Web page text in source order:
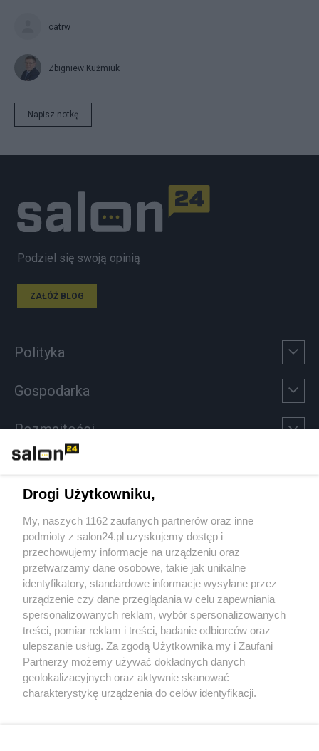
catrw
Zbigniew Kuźmiuk
Napisz notkę
Podziel się swoją opinią
ZAŁÓŻ BLOG
Polityka
Gospodarka
Rozmaitości
Sport
Społeczeństwo
Kultura
X Facebook Instagram Youtube
Drogi Użytkowniku,
My, naszych 1162 zaufanych partnerów oraz inne
podmioty z salon24.pl uzyskujemy dostęp i
przechowujemy informacje na urządzeniu oraz
przetwarzamy dane osobowe, takie jak unikalne
identyfikatory, standardowe informacje wysyłane przez
urządzenie czy dane przeglądania w celu zapewniania
spersonalizowanych reklam, wybór spersonalizowanych
treści, pomiar reklam i treści, badanie odbiorców oraz
ulepszanie usług. Za zgodą Użytkownika my i Zaufani
Partnerzy możemy używać dokładnych danych
geolokalizacyjnych oraz aktywnie skanować
charakterystykę urządzenia do celów identyfikacji.